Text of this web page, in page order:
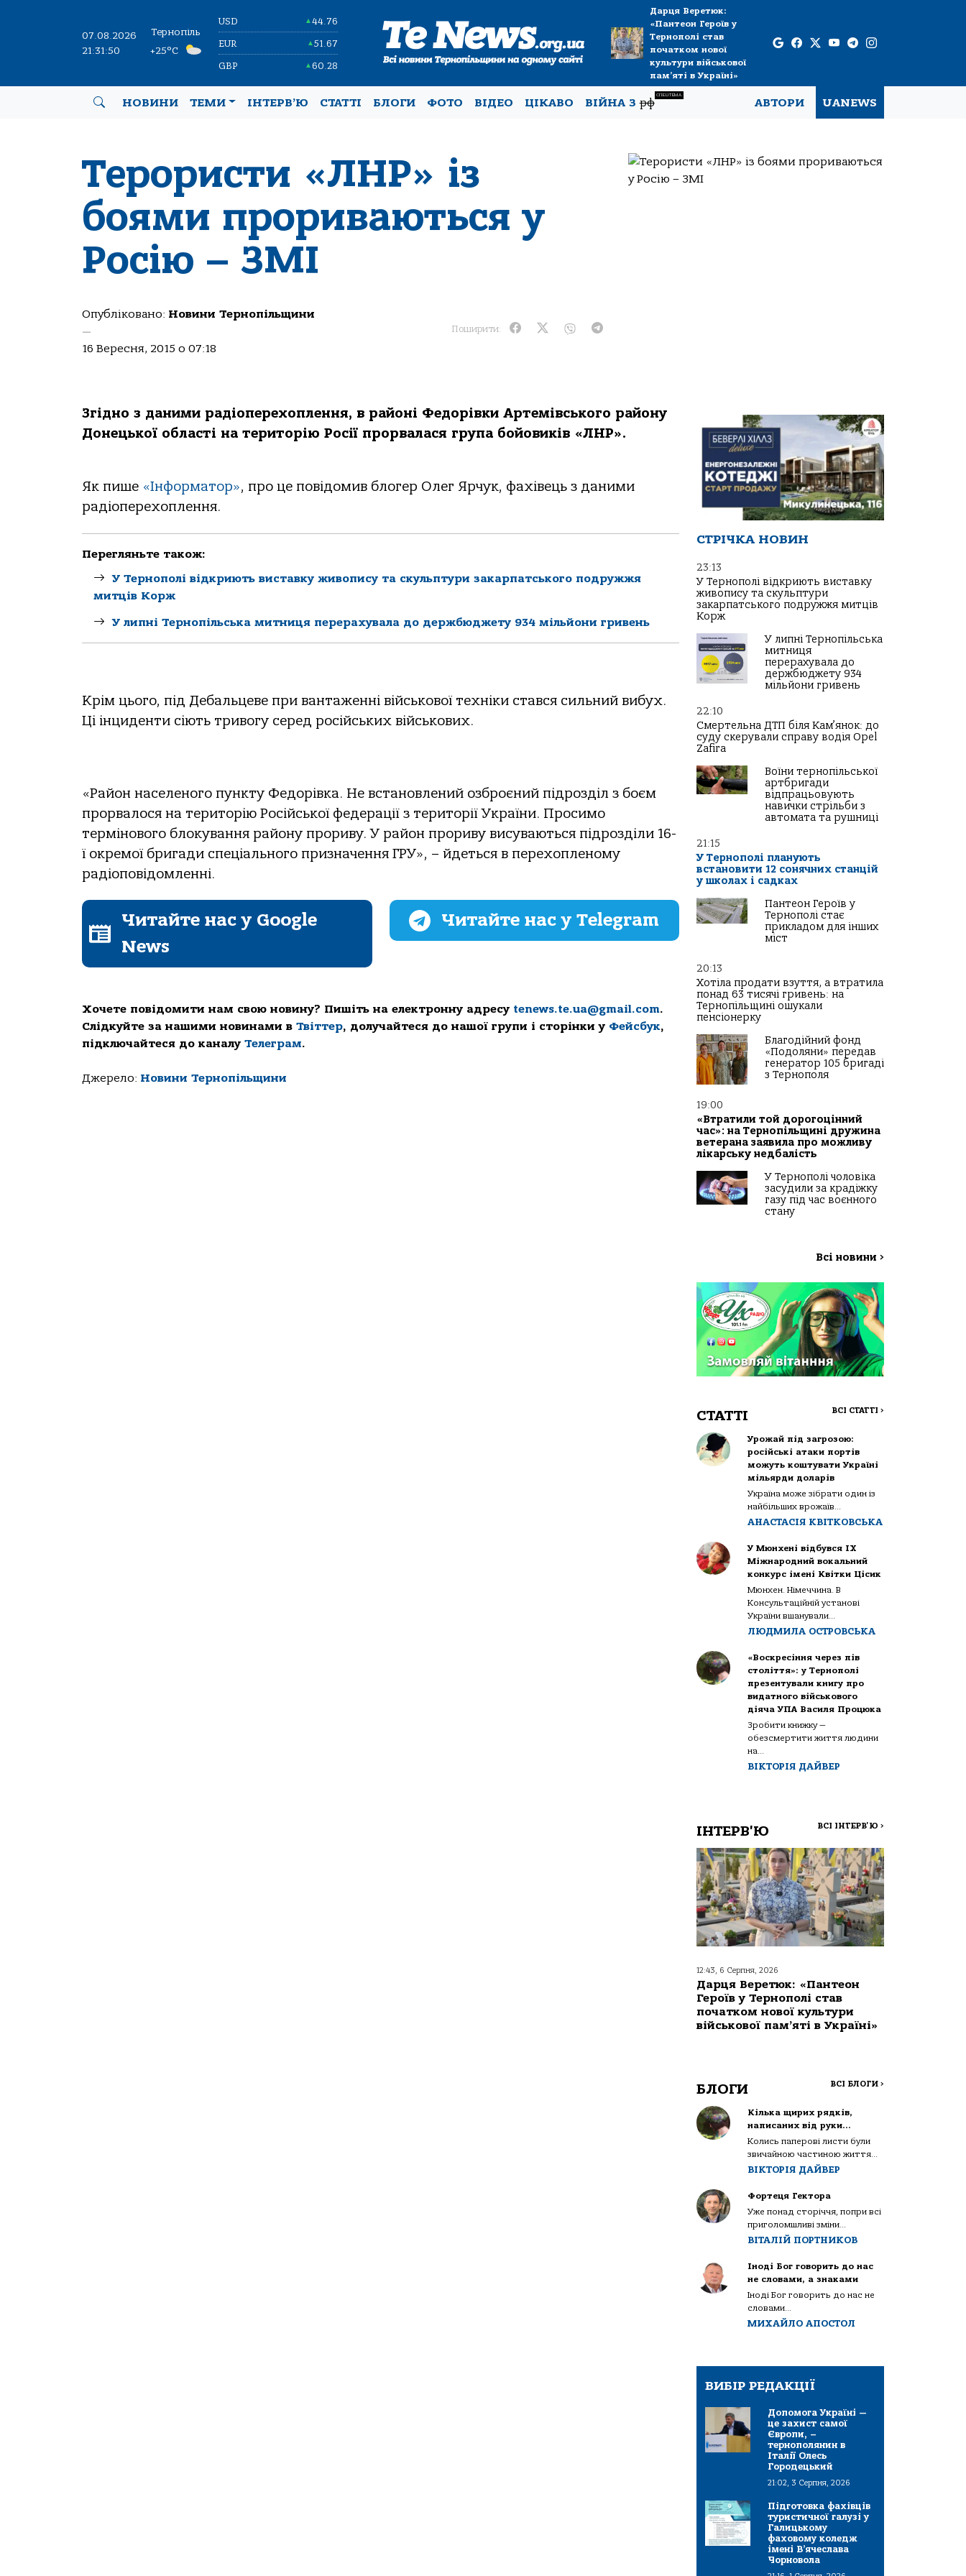
07.08.2026
21:31:51
Тернопіль
+25°C
USD ▲44.76
EUR ▲51.67
GBP ▲60.28
Дарця Веретюк:
«Пантеон Героїв у
Тернополі став
початком нової
культури військової
пам’яті в Україні»
НОВИНИ ТЕМИ ІНТЕРВ’Ю СТАТТІ БЛОГИ ФОТО ВІДЕО ЦІКАВО ВІЙНА Зрф
СПЕЦТЕМА
АВТОРИ UANEWS
Терористи «ЛНР» із
боями прориваються у
Росію – ЗМІ
Опубліковано: Новини Тернопільщини
—
16 Вересня, 2015 о 07:18
Поширити:
Згідно з даними радіоперехоплення, в районі Федорівки Артемівського району
Донецької області на територію Росії прорвалася група бойовиків «ЛНР».
Як пише «Інформатор», про це повідомив блогер Олег Ярчук, фахівець з даними
радіоперехоплення.
Перегляньте також:
У Тернополі відкриють виставку живопису та скульптури закарпатського подружжя
митців Корж
У липні Тернопільська митниця перерахувала до держбюджету 934 мільйони гривень
Крім цього, під Дебальцеве при вантаженні військової техніки стався сильний вибух.
Ці інциденти сіють тривогу серед російських військових.
«Район населеного пункту Федорівка. Не встановлений озброєний підрозділ з боєм
прорвалося на територію Російської федерації з території України. Просимо
термінового блокування району прориву. У район прориву висуваються підрозділи 16-
ї окремої бригади спеціального призначення ГРУ», – йдеться в перехопленому
радіоповідомленні.
Читайте нас у Google
News
Читайте нас у Telegram
Хочете повідомити нам свою новину? Пишіть на електронну адресу tenews.te.ua@gmail.com.
Слідкуйте за нашими новинами в Твіттер, долучайтеся до нашої групи і сторінки у Фейсбук,
підключайтеся до каналу Телеграм.
Джерело: Новини Тернопільщини
СТРІЧКА НОВИН
23:13
У Тернополі відкриють виставку
живопису та скульптури
закарпатського подружжя митців
Корж
У липні Тернопільська
митниця
перерахувала до
держбюджету 934
мільйони гривень
22:10
Смертельна ДТП біля Кам’янок: до
суду скерували справу водія Opel
Zafira
Воїни тернопільської
артбригади
відпрацьовують
навички стрільби з
автомата та рушниці
21:15
У Тернополі планують
встановити 12 сонячних станцій
у школах і садках
Пантеон Героїв у
Тернополі стає
прикладом для інших
міст
20:13
Хотіла продати взуття, а втратила
понад 63 тисячі гривень: на
Тернопільщині ошукали
пенсіонерку
Благодійний фонд
«Подоляни» передав
генератор 105 бригаді
з Тернополя
19:00
«Втратили той дорогоцінний
час»: на Тернопільщині дружина
ветерана заявила про можливу
лікарську недбалість
У Тернополі чоловіка
засудили за крадіжку
газу під час воєнного
стану
Всі новини >
СТАТТІ ВСІ СТАТТІ >
Урожай під загрозою:
російські атаки портів
можуть коштувати Україні
мільярди доларів
Україна може зібрати один із
найбільших врожаїв...
АНАСТАСІЯ КВІТКОВСЬКА
У Мюнхені відбувся IX
Міжнародний вокальний
конкурс імені Квітки Цісик
Мюнхен. Німеччина. В
Консультаційній установі
України вшанували...
ЛЮДМИЛА ОСТРОВСЬКА
«Воскресіння через пів
століття»: у Тернополі
презентували книгу про
видатного військового
діяча УПА Василя Процюка
Зробити книжку —
обезсмертити життя людини
на...
ВІКТОРІЯ ДАЙВЕР
ІНТЕРВ'Ю ВСІ ІНТЕРВ'Ю >
12:43, 6 Серпня, 2026
Дарця Веретюк: «Пантеон
Героїв у Тернополі став
початком нової культури
військової пам’яті в Україні»
БЛОГИ ВСІ БЛОГИ >
Кілька щирих рядків,
написаних від руки…
Колись паперові листи були
звичайною частиною життя...
ВІКТОРІЯ ДАЙВЕР
Фортеця Гектора
Уже понад сторіччя, попри всі
приголомшливі зміни...
ВІТАЛІЙ ПОРТНИКОВ
Іноді Бог говорить до нас
не словами, а знаками
Іноді Бог говорить до нас не
словами...
МИХАЙЛО АПОСТОЛ
ВИБІР РЕДАКЦІЇ
Допомога Україні —
це захист самої
Європи, –
тернополянин в
Італії Олесь
Городецький
21:02, 3 Серпня, 2026
Підготовка фахівців
туристичної галузі у
Галицькому
фаховому коледж
імені В’ячеслава
Чорновола